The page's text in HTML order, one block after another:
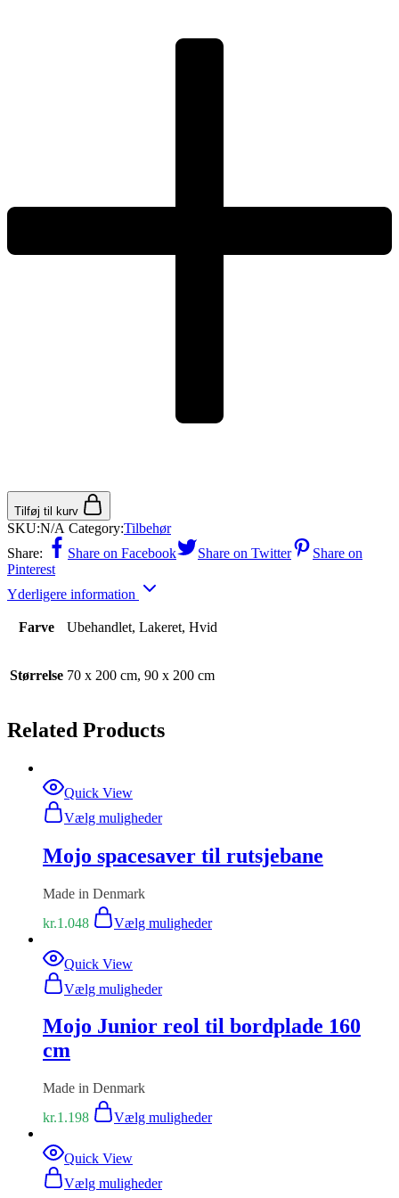
Tilføj til kurv
SKU:N/A Category:Tilbehør
Share:
Share on Facebook Share on Twitter
Share on
Pinterest
Yderligere information
Farve Ubehandlet, Lakeret, Hvid
Størrelse 70 x 200 cm, 90 x 200 cm
Related Products
Quick View
Vælg muligheder
Mojo spacesaver til rutsjebane
Made in Denmark
kr.1.048 Vælg muligheder
Quick View
Vælg muligheder
Mojo Junior reol til bordplade 160
cm
Made in Denmark
kr.1.198 Vælg muligheder
Quick View
Vælg muligheder